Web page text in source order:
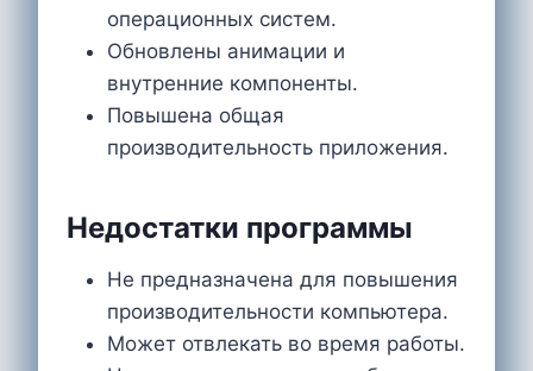
операционных систем.
Обновлены анимации и
внутренние компоненты.
Повышена общая
производительность приложения.
Недостатки программы
Не предназначена для повышения
производительности компьютера.
Может отвлекать во время работы.